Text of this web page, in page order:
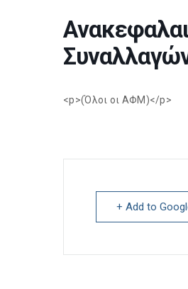
<p>(Όλοι οι ΑΦΜ)</p>
+ Add to